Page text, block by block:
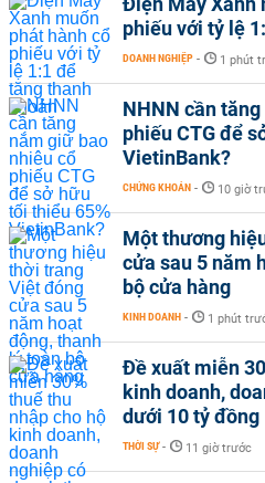
phiếu với tỷ lệ
DOANH NGHIỆP - 1 phút
NHNN cần
phiếu CTG để
VietinBank?
CHỨNG KHOÁN - 10 giờ
Một thương
cửa sau 5 năm
bộ cửa hàng
KINH DOANH - 1 phút
Đề xuất miễn
kinh doanh,
dưới 10 tỷ đồng
THỜI SỰ - 11 giờ trước